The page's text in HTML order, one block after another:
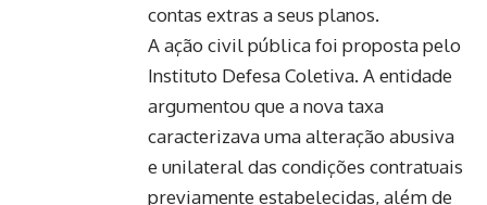
contas extras a seus planos.
A ação civil pública foi proposta pelo
Instituto Defesa Coletiva. A entidade
argumentou que a nova taxa
caracterizava uma alteração abusiva
e unilateral das condições contratuais
previamente estabelecidas, além de